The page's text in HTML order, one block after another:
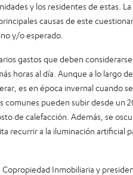
y los residentes de estas.
causas de este
y/o esperado.
gastos que deben
horas al día. Aunque a lo largo
es en época invernal cuando
comunes pueden subir desde un
de calefacción. Además, se
recurrir a la iluminación artificial
Inmobiliaria y